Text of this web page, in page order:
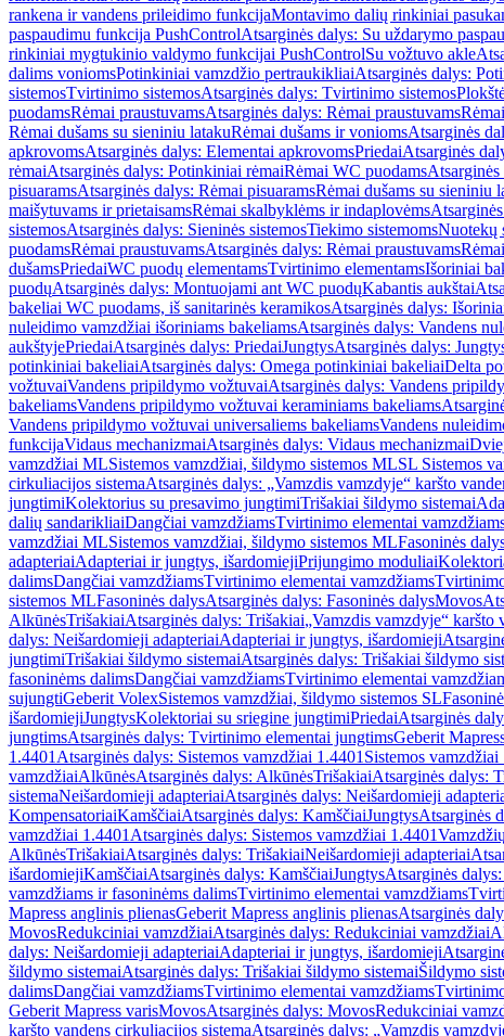
rankena ir vandens prileidimo funkcijaMontavimo dalių rinkiniai
paspaudimu funkcija PushControlAtsarginės dalys: Su uždarymo
rinkiniai mygtukinio valdymo funkcijai PushControlSu vožtuvo akle
dalims voniomsPotinkiniai vamzdžio pertraukikliaiAtsarginės dalys:
sistemosTvirtinimo sistemosAtsarginės dalys: Tvirtinimo sistemos
puodamsRėmai praustuvamsAtsarginės dalys: Rėmai praustuvams
Rėmai dušams su sieniniu latakuRėmai dušams ir voniomsAtsarginės
apkrovomsAtsarginės dalys: Elementai apkrovomsPriedaiAtsarginės
rėmaiAtsarginės dalys: Potinkiniai rėmaiRėmai WC puodams
pisuaramsAtsarginės dalys: Rėmai pisuaramsRėmai dušams su sieniniu
maišytuvams ir prietaisamsRėmai skalbyklėms ir indaplovėms
sistemosAtsarginės dalys: Sieninės sistemosTiekimo sistemomsNuotekų
puodamsRėmai praustuvamsAtsarginės dalys: Rėmai praustuvams
dušamsPriedaiWC puodų elementamsTvirtinimo elementamsIšoriniai
puodųAtsarginės dalys: Montuojami ant WC puodųKabantis aukštai
bakeliai WC puodams, iš sanitarinės keramikosAtsarginės dalys:
nuleidimo vamzdžiai išoriniams bakeliamsAtsarginės dalys: Vandens
aukštyjePriedaiAtsarginės dalys: PriedaiJungtysAtsarginės dalys:
potinkiniai bakeliaiAtsarginės dalys: Omega potinkiniai bakeliaiDelta
vožtuvaiVandens pripildymo vožtuvaiAtsarginės dalys: Vandens
bakeliamsVandens pripildymo vožtuvai keraminiams bakeliams
Vandens pripildymo vožtuvai universaliems bakeliamsVandens
funkcijaVidaus mechanizmaiAtsarginės dalys: Vidaus mechanizmai
vamzdžiai MLSistemos vamzdžiai, šildymo sistemos MLSL Sistemos
cirkuliacijos sistemaAtsarginės dalys: „Vamzdis vamzdyje“ karšto
jungtimiKolektorius su presavimo jungtimiTrišakiai šildymo sistemai
dalių sandarikliaiDangčiai vamzdžiamsTvirtinimo elementai
vamzdžiai MLSistemos vamzdžiai, šildymo sistemos MLFasoninės
adapteriaiAdapteriai ir jungtys, išardomiejiPrijungimo moduliai
dalimsDangčiai vamzdžiamsTvirtinimo elementai vamzdžiams
sistemos MLFasoninės dalysAtsarginės dalys: Fasoninės dalysMovos
AlkūnėsTrišakiaiAtsarginės dalys: Trišakiai„Vamzdis vamzdyje“ karšto
dalys: Neišardomieji adapteriaiAdapteriai ir jungtys, išardomieji
jungtimiTrišakiai šildymo sistemaiAtsarginės dalys: Trišakiai šildymo
fasoninėms dalimsDangčiai vamzdžiamsTvirtinimo elementai
sujungtiGeberit VolexSistemos vamzdžiai, šildymo sistemos SL
išardomiejiJungtysKolektoriai su sriegine jungtimiPriedaiAtsarginės
jungtimsAtsarginės dalys: Tvirtinimo elementai jungtimsGeberit
1.4401 Atsarginės dalys: Sistemos vamzdžiai 1.4401 Sistemos vamzdžiai
vamzdžiaiAlkūnėsAtsarginės dalys: AlkūnėsTrišakiaiAtsarginės dalys:
sistemaNeišardomieji adapteriaiAtsarginės dalys: Neišardomieji
KompensatoriaiKamščiaiAtsarginės dalys: KamščiaiJungtysAtsarginės
vamzdžiai 1.4401 Atsarginės dalys: Sistemos vamzdžiai 1.4401
AlkūnėsTrišakiaiAtsarginės dalys: TrišakiaiNeišardomieji adapteriai
išardomiejiKamščiaiAtsarginės dalys: KamščiaiJungtysAtsarginės
vamzdžiams ir fasoninėms dalimsTvirtinimo elementai vamzdžiams
Mapress anglinis plienasGeberit Mapress anglinis plienasAtsarginės
MovosRedukciniai vamzdžiaiAtsarginės dalys: Redukciniai vamzdžiai
dalys: Neišardomieji adapteriaiAdapteriai ir jungtys, išardomieji
šildymo sistemaiAtsarginės dalys: Trišakiai šildymo sistemaiŠildymo
dalimsDangčiai vamzdžiamsTvirtinimo elementai vamzdžiams
Geberit Mapress varisMovosAtsarginės dalys: MovosRedukciniai
karšto vandens cirkuliacijos sistemaAtsarginės dalys: „Vamzdis